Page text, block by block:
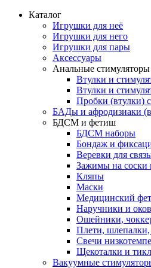
Каталог
Игрушки для неё
Игрушки для него
Игрушки для пары
Аксессуары
Анальные стимуляторы
Втулки и
Втулки и
Пробки (втулки)
БАДы и афродизиаки
БДСМ и фетиш
БДСМ наборы
Бондаж и
Веревки для
Зажимы на соски
Кляпы
Маски
Медицинский
Наручники и
Ошейники,
Плети, шлепалки,
Свечи
Щекоталки и
Вакуумные